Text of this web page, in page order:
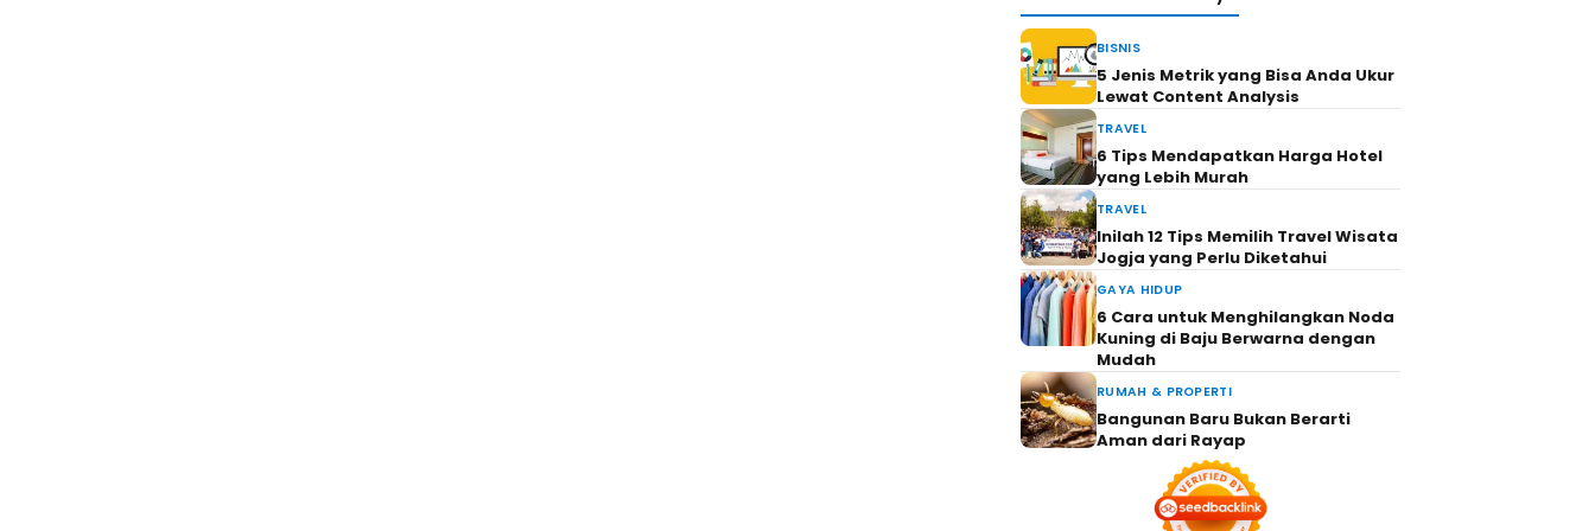
BISNIS
5 Jenis Metrik yang Bisa Anda Ukur
Lewat Content Analysis
TRAVEL
6 Tips Mendapatkan Harga Hotel
yang Lebih Murah
TRAVEL
Inilah 12 Tips Memilih Travel Wisata
Jogja yang Perlu Diketahui
GAYA HIDUP
6 Cara untuk Menghilangkan Noda
Kuning di Baju Berwarna dengan
Mudah
RUMAH & PROPERTI
Bangunan Baru Bukan Berarti
Aman dari Rayap